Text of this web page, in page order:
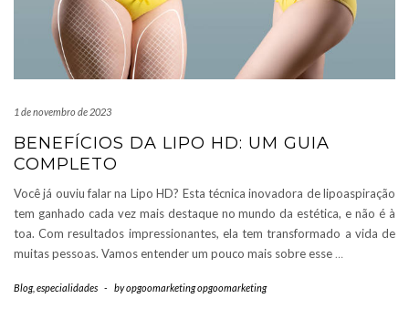
1 de novembro de 2023
BENEFÍCIOS DA LIPO HD: UM GUIA
COMPLETO
Você já ouviu falar na Lipo HD? Esta técnica inovadora de lipoaspiração
tem ganhado cada vez mais destaque no mundo da estética, e não é à
toa. Com resultados impressionantes, ela tem transformado a vida de
muitas pessoas. Vamos entender um pouco mais sobre esse …
Blog, especialidades - byopgoomarketing opgoomarketing